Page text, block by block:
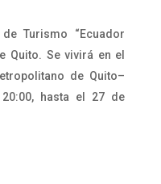
Turismo “Ecuador
Quito. Se vivirá en el
de Quito–
hasta el 27 de